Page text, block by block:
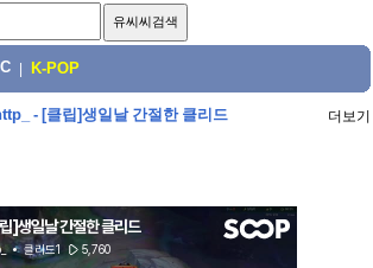
K-POP
- [클립]생일날 간절한 클리드 더보기